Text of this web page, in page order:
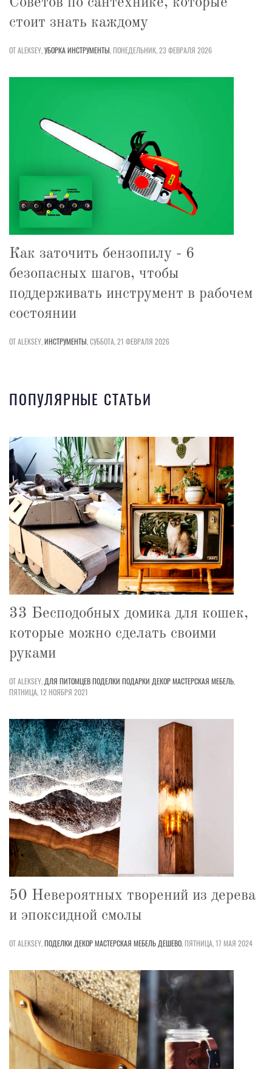
стоит знать каждому
ОТ ALEKSEY,УБОРКАИНСТРУМЕНТЫ,ПОНЕДЕЛЬНИК, 23 ФЕВРАЛЯ 2026
Как заточить бензопилу - 6
безопасных шагов, чтобы
поддерживать инструмент в рабочем
состоянии
ОТ ALEKSEY,ИНСТРУМЕНТЫ,СУББОТА, 21 ФЕВРАЛЯ 2026
ПОПУЛЯРНЫЕ СТАТЬИ
33 Бесподобных домика для кошек,
которые можно сделать своими
руками
ОТ ALEKSEY, ДЛЯ ПИТОМЦЕВПОДЕЛКИ ПОДАРКИ ДЕКОРМАСТЕРСКАЯ МЕБЕЛЬ,
ПЯТНИЦА, 12 НОЯБРЯ 2021
50 Невероятных творений из дерева
и эпоксидной смолы
ОТ ALEKSEY,ПОДЕЛКИ ДЕКОРМАСТЕРСКАЯ МЕБЕЛЬ ДЕШЕВО,ПЯТНИЦА, 17 МАЯ 2024